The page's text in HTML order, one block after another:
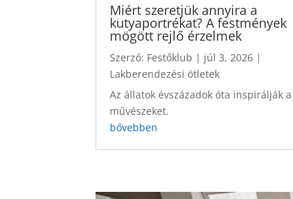
Miért szeretjük annyira a
kutyaportrékat? A festmények
mögött rejlő érzelmek
Szerző: Festőklub | júl 3, 2026 |
Lakberendezési ötletek
Az állatok évszázadok óta inspirálják a
művészeket.
bővebben